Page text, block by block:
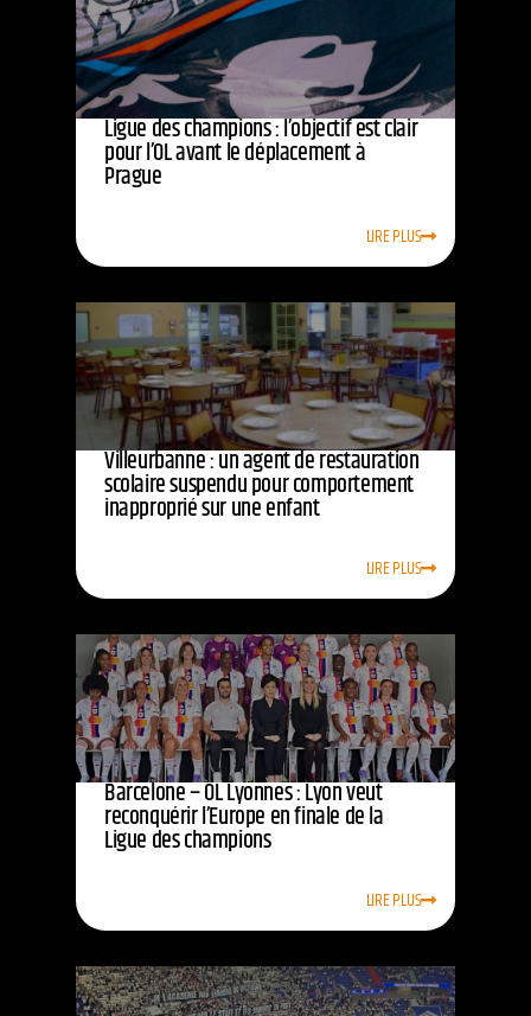
Ligue des champions : l’objectif est clair
pour l’OL avant le déplacement à
Prague
LIRE PLUS
Villeurbanne : un agent de restauration
scolaire suspendu pour comportement
inapproprié sur une enfant
LIRE PLUS
Barcelone – OL Lyonnes : Lyon veut
reconquérir l’Europe en finale de la
Ligue des champions
LIRE PLUS